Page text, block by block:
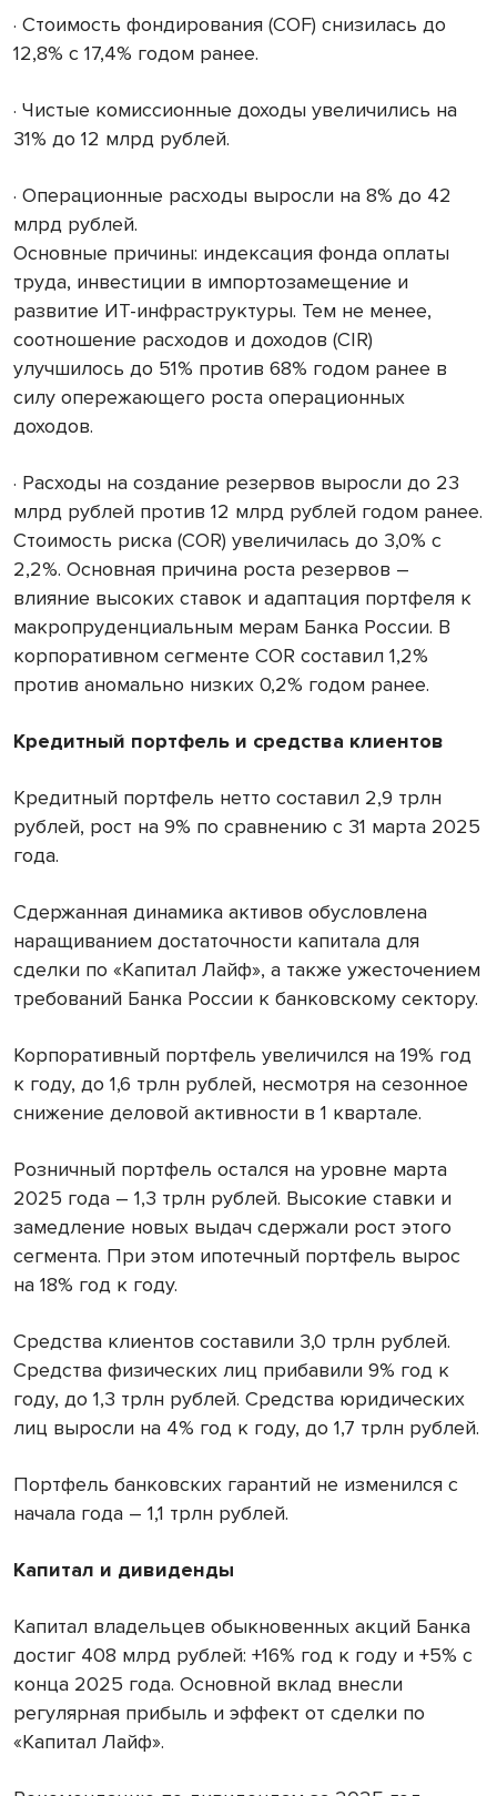
· Стоимость фондирования (COF) снизилась до
12,8% с 17,4% годом ранее.
· Чистые комиссионные доходы увеличились на
31% до 12 млрд рублей.
· Операционные расходы выросли на 8% до 42
млрд рублей.
Основные причины: индексация фонда оплаты
труда, инвестиции в импортозамещение и
развитие ИТ-инфраструктуры. Тем не менее,
соотношение расходов и доходов (CIR)
улучшилось до 51% против 68% годом ранее в
силу опережающего роста операционных
доходов.
· Расходы на создание резервов выросли до 23
млрд рублей против 12 млрд рублей годом ранее.
Стоимость риска (COR) увеличилась до 3,0% с
2,2%. Основная причина роста резервов –
влияние высоких ставок и адаптация портфеля к
макропруденциальным мерам Банка России. В
корпоративном сегменте COR составил 1,2%
против аномально низких 0,2% годом ранее.
Кредитный портфель и средства клиентов
Кредитный портфель нетто составил 2,9 трлн
рублей, рост на 9% по сравнению с 31 марта 2025
года.
Сдержанная динамика активов обусловлена
наращиванием достаточности капитала для
сделки по «Капитал Лайф», а также ужесточением
требований Банка России к банковскому сектору.
Корпоративный портфель увеличился на 19% год
к году, до 1,6 трлн рублей, несмотря на сезонное
снижение деловой активности в 1 квартале.
Розничный портфель остался на уровне марта
2025 года – 1,3 трлн рублей. Высокие ставки и
замедление новых выдач сдержали рост этого
сегмента. При этом ипотечный портфель вырос
на 18% год к году.
Средства клиентов составили 3,0 трлн рублей.
Средства физических лиц прибавили 9% год к
году, до 1,3 трлн рублей. Средства юридических
лиц выросли на 4% год к году, до 1,7 трлн рублей.
Портфель банковских гарантий не изменился с
начала года – 1,1 трлн рублей.
Капитал и дивиденды
Капитал владельцев обыкновенных акций Банка
достиг 408 млрд рублей: +16% год к году и +5% с
конца 2025 года. Основной вклад внесли
регулярная прибыль и эффект от сделки по
«Капитал Лайф».